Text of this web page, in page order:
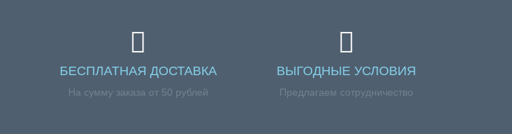
БЕСПЛАТНАЯ ДОСТАВКА
На сумму заказа от 50 рублей
ВЫГОДНЫЕ УСЛОВИЯ
Предлагаем сотрудничество